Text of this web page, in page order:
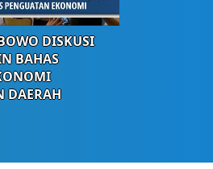
DISKUSI
BAHAS
DAERAH